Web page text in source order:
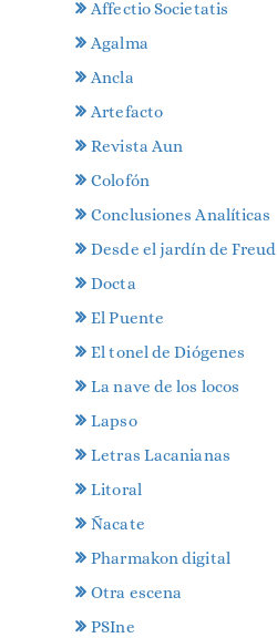
Affectio Societatis
Agalma
Ancla
Artefacto
Revista Aun
Colofón
Conclusiones Analíticas
Desde el jardín de Freud
Docta
El Puente
El tonel de Diógenes
La nave de los locos
Lapso
Letras Lacanianas
Litoral
Ñacate
Pharmakon digital
Otra escena
PSIne